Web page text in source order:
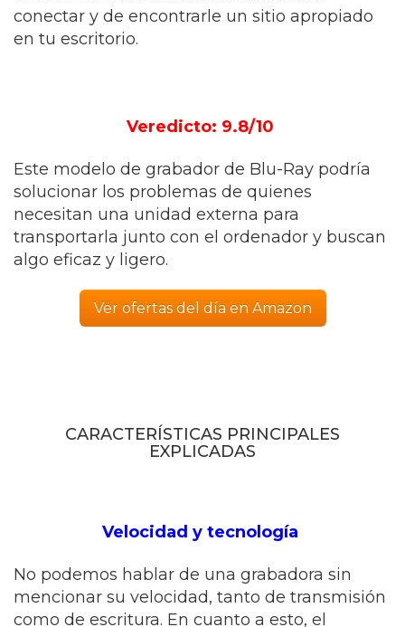
conectar y de encontrarle un sitio apropiado
en tu escritorio.
Veredicto: 9.8/10
Este modelo de grabador de Blu-Ray podría
solucionar los problemas de quienes
necesitan una unidad externa para
transportarla junto con el ordenador y buscan
algo eficaz y ligero.
Ver ofertas del día en Amazon
CARACTERÍSTICAS PRINCIPALES
EXPLICADAS
Velocidad y tecnología
No podemos hablar de una grabadora sin
mencionar su velocidad, tanto de transmisión
como de escritura. En cuanto a esto, el